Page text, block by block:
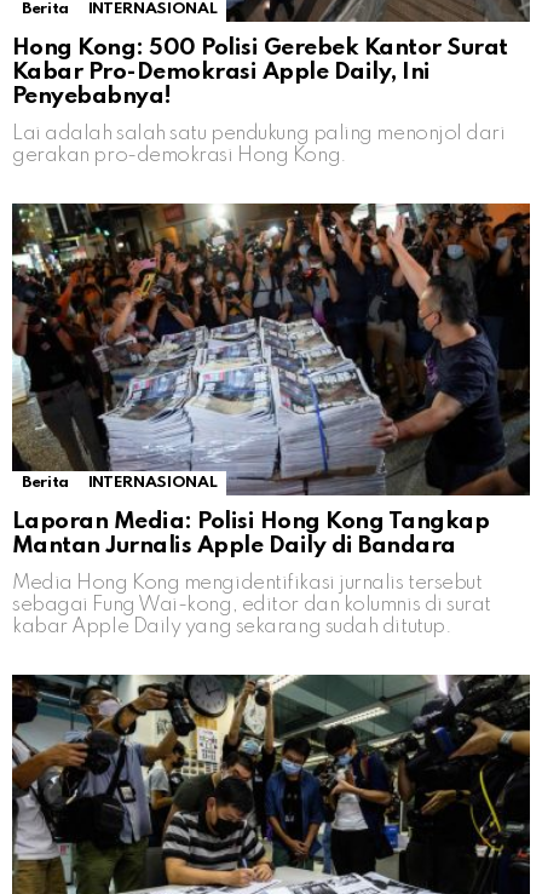
Berita INTERNASIONAL
Hong Kong: 500 Polisi Gerebek Kantor Surat
Kabar Pro-Demokrasi Apple Daily, Ini
Penyebabnya!
Lai adalah salah satu pendukung paling menonjol dari
gerakan pro-demokrasi Hong Kong.
Berita INTERNASIONAL
Laporan Media: Polisi Hong Kong Tangkap
Mantan Jurnalis Apple Daily di Bandara
Media Hong Kong mengidentifikasi jurnalis tersebut
sebagai Fung Wai-kong, editor dan kolumnis di surat
kabar Apple Daily yang sekarang sudah ditutup.